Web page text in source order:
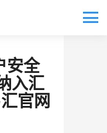
安全
入汇
官网